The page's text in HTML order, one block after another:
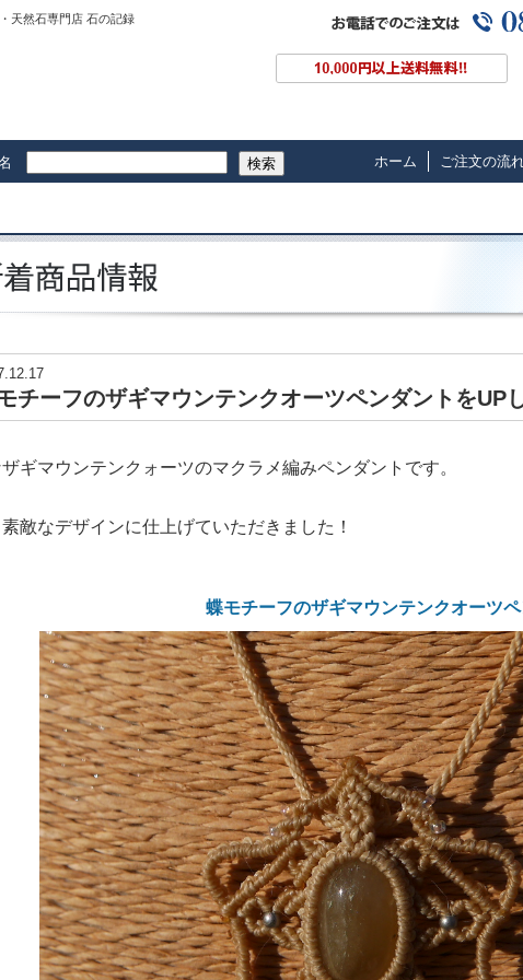
天然石専門店 石の記録
検索 ホーム ご注文の流
チーフのザギマウンテンクオーツペンダントをUP
ギマウンテンクォーツのマクラメ編みペンダントです。
敵なデザインに仕上げていただきました！
蝶モチーフのザギマウンテンクオーツペ